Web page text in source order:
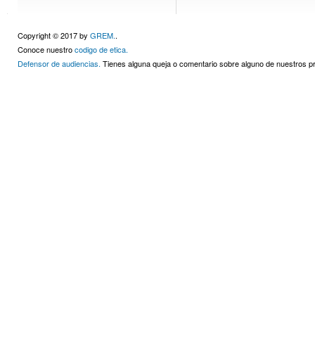
Copyright © 2017 by GREM..
Conoce nuestrocodigo de etica.
Defensor de audiencias. Tienes alguna queja o comentario sobre alguno de nuestros